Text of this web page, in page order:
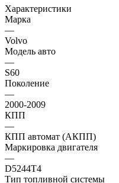
Характеристики
Марка
—
Volvo
Модель авто
—
S60
Поколение
—
2000-2009
КПП
—
КПП автомат (АКПП)
Маркировка двигателя
—
D5244T4
Тип топливной системы